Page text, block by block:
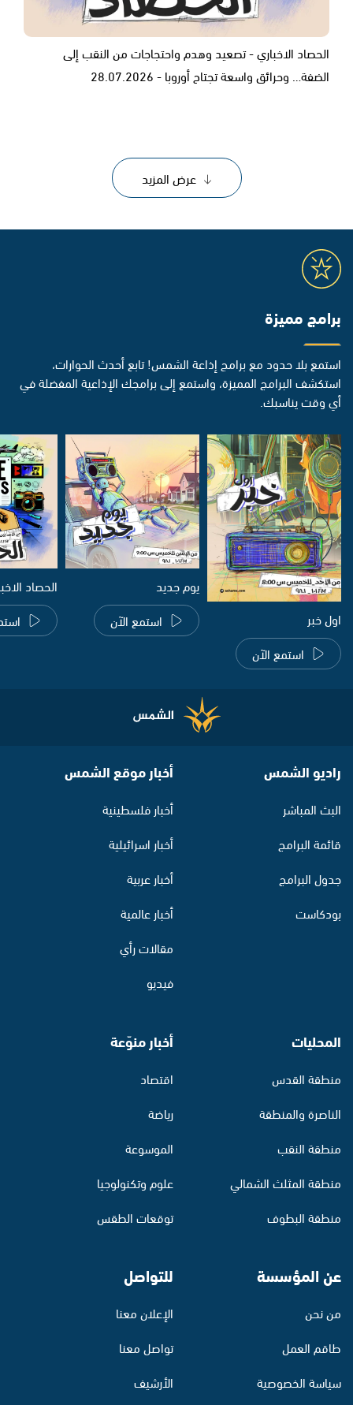
الحصاد الاخباري - تصعيد وهدم واحتجاجات من النقب إلى
الضفة… وحرائق واسعة تجتاح أوروبا - 28.07.2026
عرض المزيد
برامج مميزة
استمع بلا حدود مع برامج إذاعة الشمس! تابع أحدث الحوارات،
استكشف البرامج المميزة، واستمع إلى برامجك الإذاعية المفضلة في
أي وقت يناسبك.
اول خبر
استمع الآن
يوم جديد
استمع الآن
الحصاد
راديو الشمس
البث المباشر
قائمة البرامج
جدول البرامج
بودكاست
أخبار موقع الشمس
أخبار فلسطينية
أخبار اسرائيلية
أخبار عربية
أخبار عالمية
مقالات رأي
فيديو
المحليات
منطقة القدس
الناصرة والمنطقة
منطقة النقب
منطقة المثلث الشمالي
منطقة البطوف
أخبار منوّعة
اقتصاد
رياضة
الموسوعة
علوم وتكنولوجيا
توقعات الطقس
عن المؤسسة
من نحن
طاقم العمل
سياسة الخصوصية
للتواصل
الإعلان معنا
تواصل معنا
الأرشيف